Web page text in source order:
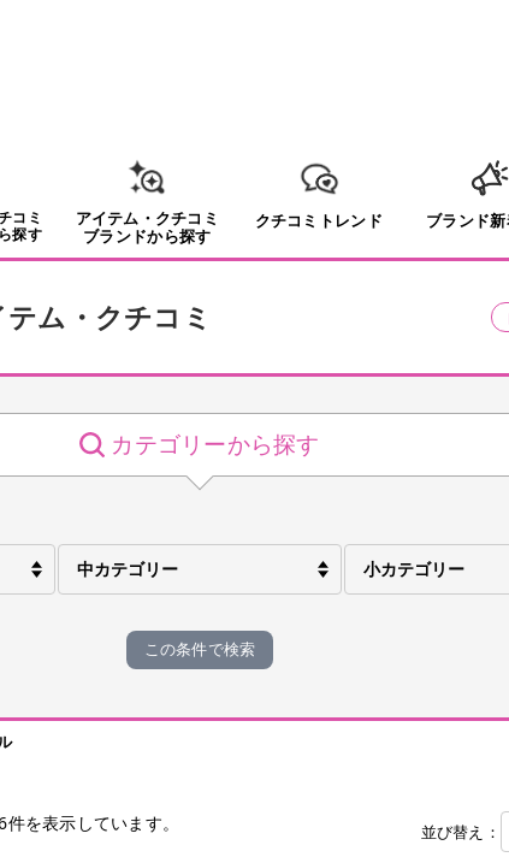
コミ
探す
アイテム・クチコミ
ブランドから探す
クチコミトレンド ブランド
テム・クチコミ
カテゴリーから探す
この条件で検索
件を表示しています。 並び替え：